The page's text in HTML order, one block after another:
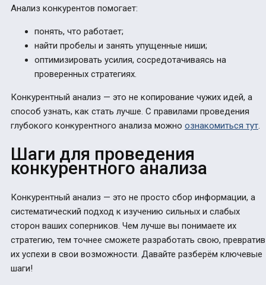
Анализ конкурентов помогает:
понять, что работает;
найти пробелы и занять упущенные ниши;
оптимизировать усилия, сосредотачиваясь на
проверенных стратегиях.
Конкурентный анализ — это не копирование чужих идей, а
способ узнать, как стать лучше. С правилами проведения
глубокого конкурентного анализа можно ознакомиться тут
Шаги для проведения
конкурентного анализа
Конкурентный анализ — это не просто сбор информации, а
систематический подход к изучению сильных и слабых
сторон ваших соперников. Чем лучше вы понимаете их
стратегию, тем точнее сможете разработать свою, превратив
их успехи в свои возможности. Давайте разберём ключевые
шаги!